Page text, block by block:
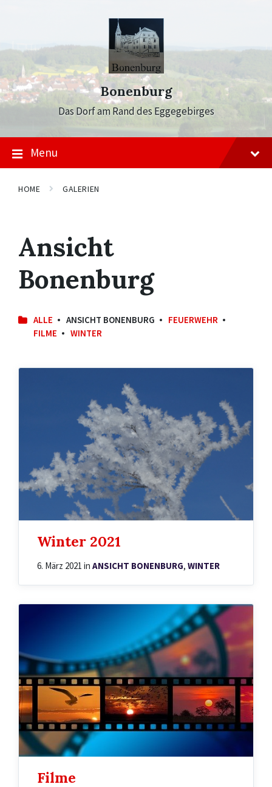
Bonenburg
Das Dorf am Rand des Eggegebirges
Menu
HOME GALERIEN
Ansicht
Bonenburg
ALLE ANSICHT BONENBURG
FEUERWEHR
FILME
WINTER
Winter 2021
6. März 2021 in ANSICHT BONENBURG, WINTER
Filme